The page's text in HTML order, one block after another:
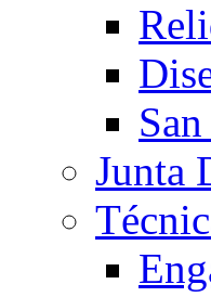
Junta